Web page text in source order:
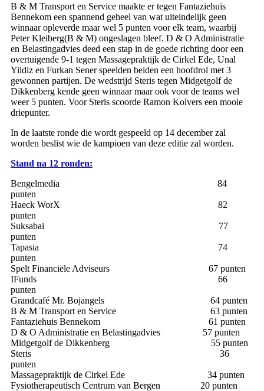
B & M Transport en Service maakte er tegen Fantaziehuis
Bennekom een spannend geheel van wat uiteindelijk geen
winnaar opleverde maar wel 5 punten voor elk team, waarbij
Peter Kleiberg(B & M) ongeslagen bleef. D & O Administratie
en Belastingadvies deed een stap in de goede richting door een
overtuigende 9-1 tegen Massagepraktijk de Cirkel Ede, Unal
Yildiz en Furkan Sener speelden beiden een hoofdrol met 3
gewonnen partijen. De wedstrijd Steris tegen Midgetgolf de
Dikkenberg kende geen winnaar maar ook voor de teams wel
weer 5 punten. Voor Steris scoorde Ramon Kolvers een mooie
driepunter.
In de laatste ronde die wordt gespeeld op 14 december zal
worden beslist wie de kampioen van deze editie zal worden.
Stand na 12 ronden:
Bengelmedia 84
punten
Haeck WorX 82
punten
Suksabai 77
punten
Tapasia 74
punten
Spelt Financiële Adviseurs 67 punten
IFunds 66
punten
Grandcafé Mr. Bojangels 64 punten
B & M Transport en Service 63 punten
Fantaziehuis Bennekom 61 punten
D & O Administratie en Belastingadvies 57 punten
Midgetgolf de Dikkenberg 55 punten
Steris 36
punten
Massagepraktijk de Cirkel Ede 34 punten
Fysiotherapeutisch Centrum van Bergen 20 punten